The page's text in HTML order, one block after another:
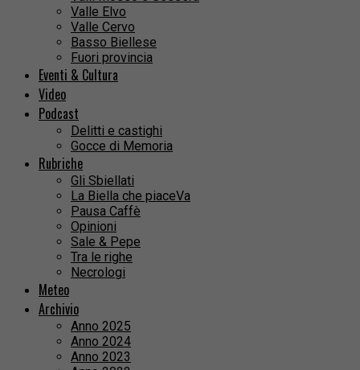
Valle Elvo
Valle Cervo
Basso Biellese
Fuori provincia
Eventi & Cultura
Video
Podcast
Delitti e castighi
Gocce di Memoria
Rubriche
Gli Sbiellati
La Biella che piaceVa
Pausa Caffè
Opinioni
Sale & Pepe
Tra le righe
Necrologi
Meteo
Archivio
Anno 2025
Anno 2024
Anno 2023